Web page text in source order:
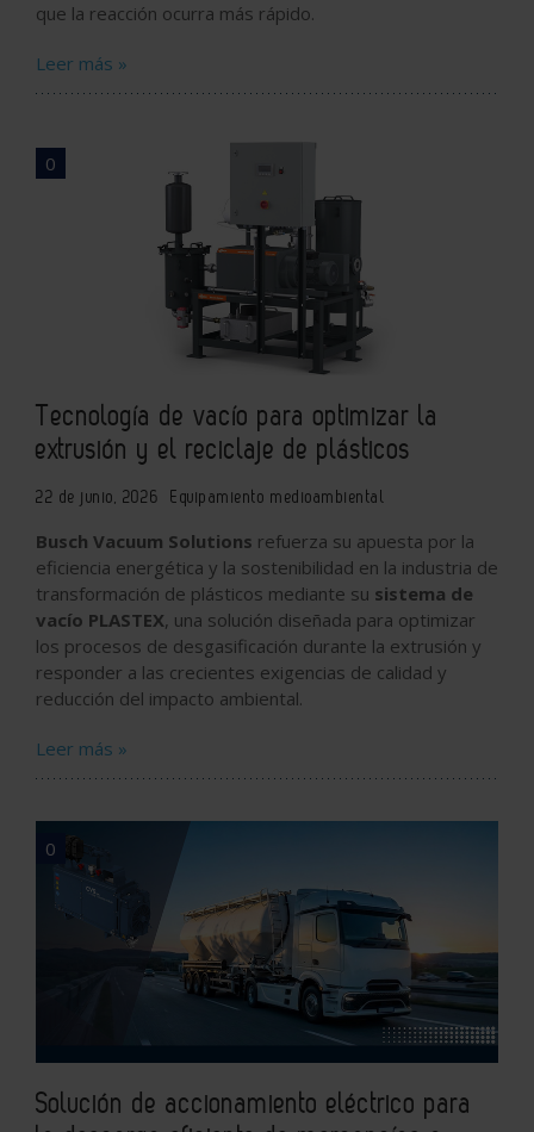
que la reacción ocurra más rápido.
Leer más »
0
Tecnología de vacío para optimizar la
extrusión y el reciclaje de plásticos
22 de junio, 2026 Equipamiento medioambiental
Busch Vacuum Solutions refuerza su apuesta por la
eficiencia energética y la sostenibilidad en la industria de
transformación de plásticos mediante su sistema de
vacío PLASTEX, una solución diseñada para optimizar
los procesos de desgasificación durante la extrusión y
responder a las crecientes exigencias de calidad y
reducción del impacto ambiental.
Leer más »
0
Solución de accionamiento eléctrico para